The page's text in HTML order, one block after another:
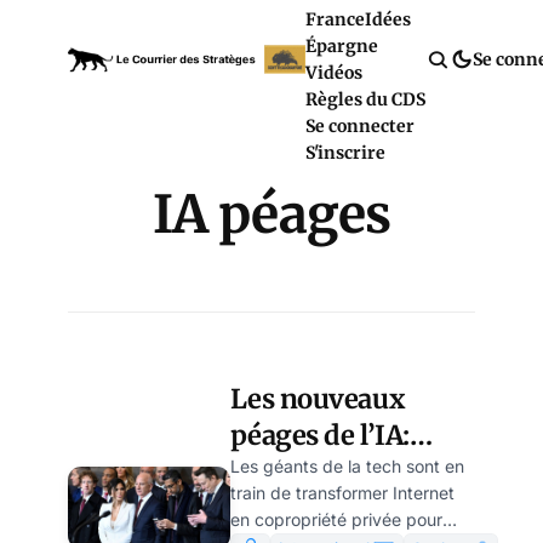
FranceIdées
Épargne
Vidéos
Règles du CDS
Se connecter
S'inscrire
Se
IA péages
Les nouveaux
péages de l’IA:
comment les GAFA
referment Internet
Les géants de la tech sont en
train de transformer Internet
en copropriété privée pour